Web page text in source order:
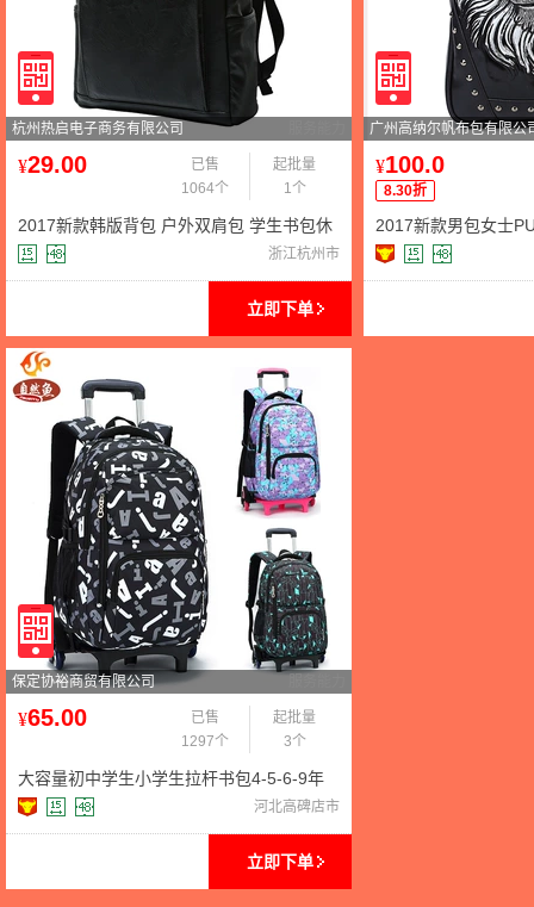
杭州热启电子商务有限公司
¥29.00
已售
1064个
起批量
1个
2017新款韩版背包 户外双肩包 学生书包休
闲包英伦电脑男包潮包
浙江杭州市
立即下单
广州高纳尔帆布包有限公
¥100.0
8.30折
2017新款男包女士
动物狮子头旅行电脑
保定协裕商贸有限公司
¥65.00
已售
1297个
起批量
3个
大容量初中学生小学生拉杆书包4-5-6-9年
级男女孩手拉箱三轮爬楼
河北高碑店市
立即下单